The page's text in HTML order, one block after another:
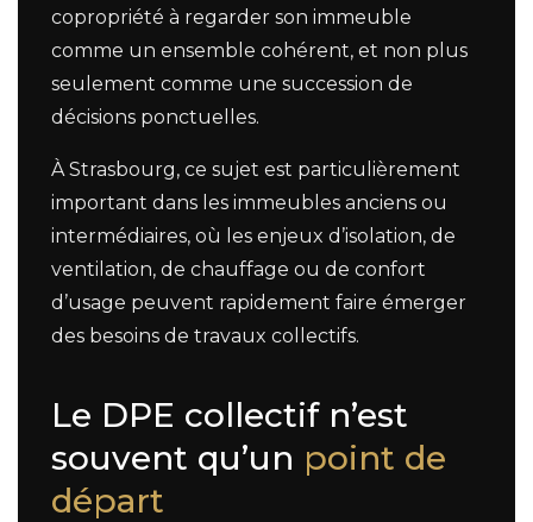
copropriété à regarder son immeuble
comme un ensemble cohérent, et non plus
seulement comme une succession de
décisions ponctuelles.
À Strasbourg, ce sujet est particulièrement
important dans les immeubles anciens ou
intermédiaires, où les enjeux d’isolation, de
ventilation, de chauffage ou de confort
d’usage peuvent rapidement faire émerger
des besoins de travaux collectifs.
Le DPE collectif n’est
souvent qu’un point de
départ